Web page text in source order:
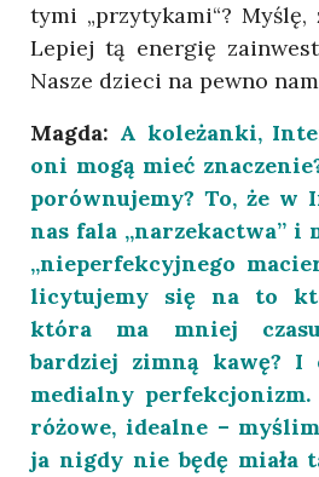
tymi „przytykami“?
Lepiej tą energię
Nasze dzieci na pewno
Magda: A koleżanki,
oni mogą mieć
porównujemy? To, że w
nas fala „narzekactwa” i
„nieperfekcyjnego
licytujemy się na to
która ma mniej
bardziej zimną kawę?
medialny perfekcjonizm.
różowe, idealne –
ja nigdy nie będę miała